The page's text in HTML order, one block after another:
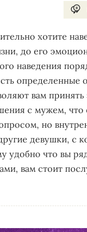
хотите
до его
наведения
определенные
вам
с мужем, что
но
девушки, с
удобно что вы
вам стоит